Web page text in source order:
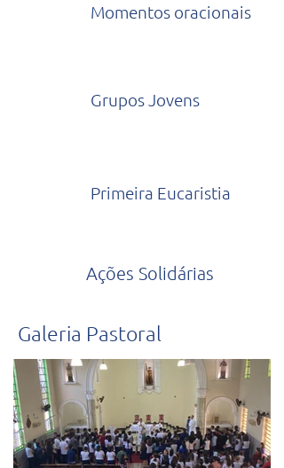
Momentos oracionais
Grupos Jovens
Primeira Eucaristia
Ações Solidárias
Galeria Pastoral